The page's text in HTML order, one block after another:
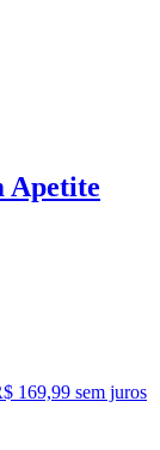
Apetite
169,99 sem juros